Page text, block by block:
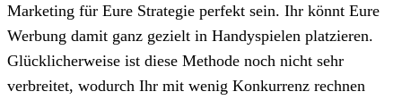
Marketing für Eure Strategie perfekt sein. Ihr könnt Eure
Werbung damit ganz gezielt in Handyspielen platzieren.
Glücklicherweise ist diese Methode noch nicht sehr
verbreitet, wodurch Ihr mit wenig Konkurrenz rechnen